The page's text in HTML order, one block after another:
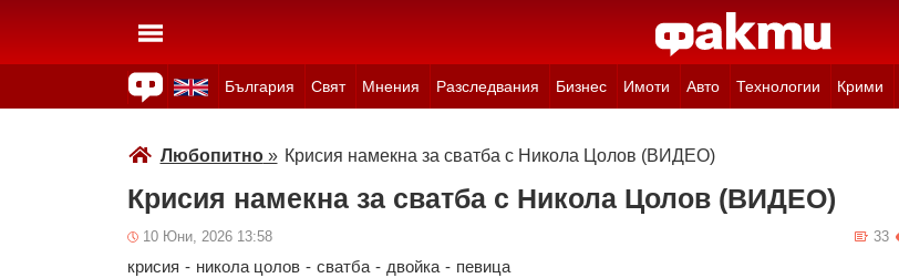
България Свят Мнения Разследвания Бизнес Имоти Авто Технологии Крими
Любопитно» Крисия намекна за сватба с Никола Цолов (ВИДЕО)
Крисия намекна за сватба с Никола Цолов (ВИДЕО)
10 Юни, 2026 13:58 33
крисия - никола цолов - сватба - двойка - певица